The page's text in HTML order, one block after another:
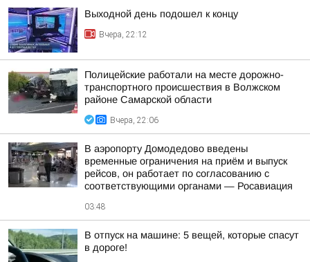
Выходной день подошел к концу
Вчера, 22:12
Полицейские работали на месте дорожно-
транспортного происшествия в Волжском
районе Самарской области
Вчера, 22:06
В аэропорту Домодедово введены
временные ограничения на приём и выпуск
рейсов, он работает по согласованию с
соответствующими органами — Росавиация
03:48
В отпуск на машине: 5 вещей, которые спасут
в дороге!